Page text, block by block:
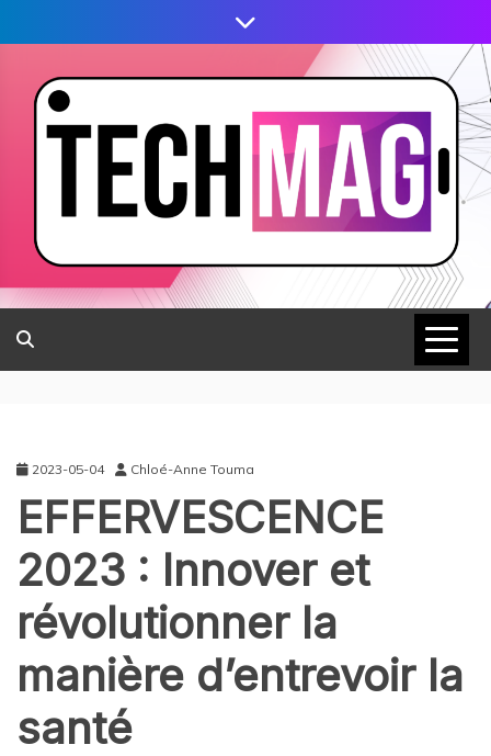
2023-05-04 Chloé-Anne Touma
EFFERVESCENCE
2023 : Innover et
révolutionner la
manière d’entrevoir la
santé